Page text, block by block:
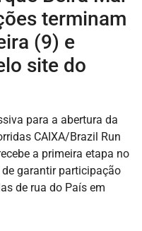
terminam
(9) e
site do
para a abertura da
CAIXA/Brazil Run
a primeira etapa no
garantir participação
de rua do País em